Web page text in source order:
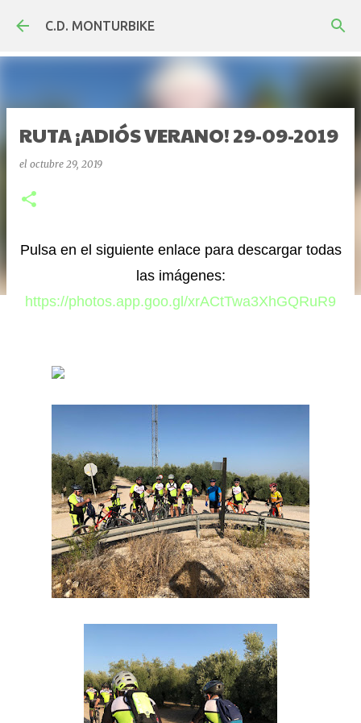
Ir al contenido principal
C.D. MONTURBIKE
RUTA ¡ADIÓS VERANO! 29-09-2019
el octubre 29, 2019
Pulsa en el siguiente enlace para descargar todas
las imágenes:
https://photos.app.goo.gl/xrACtTwa3XhGQRuR9